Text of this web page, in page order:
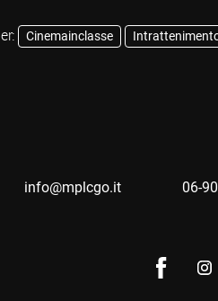
Cinemainclasse
info@mplcgo.it 06-